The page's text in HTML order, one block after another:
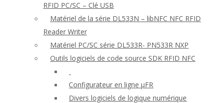
RFID PC/SC – Clé USB
Matériel de la série DL533N – libNFC NFC RFID
Reader Writer
Matériel PC/SC série DL533R- PN533R NXP
Outils logiciels de code source SDK RFID NFC
Configurateur en ligne μFR
Divers logiciels de logique numérique